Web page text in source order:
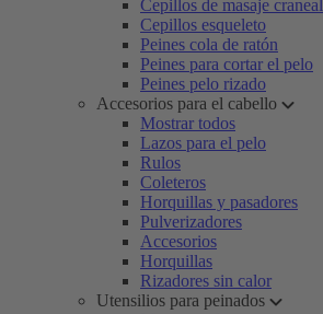
Cepillos de masaje craneal
Cepillos esqueleto
Peines cola de ratón
Peines para cortar el pelo
Peines pelo rizado
Accesorios para el cabello
Mostrar todos
Lazos para el pelo
Rulos
Coleteros
Horquillas y pasadores
Pulverizadores
Accesorios
Horquillas
Rizadores sin calor
Utensilios para peinados